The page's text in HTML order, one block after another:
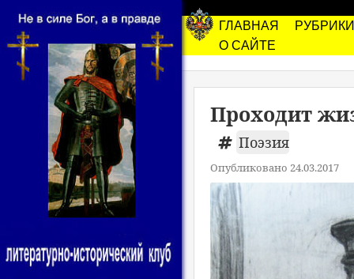
ГЛАВНАЯ
РУБРИКИ
О САЙТЕ
Проходит
Поэзия
Опубликовано 24.03.2017